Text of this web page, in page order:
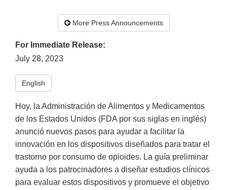
More Press Announcements
For Immediate Release:
July 28, 2023
English
Hoy, la Administración de Alimentos y Medicamentos
de los Estados Unidos (FDA por sus siglas en inglés)
anunció nuevos pasos para ayudar a facilitar la
innovación en los dispositivos diseñados para tratar el
trastorno por consumo de opioides. La guía preliminar
ayuda a los patrocinadores a diseñar estudios clínicos
para evaluar estos dispositivos y promueve el objetivo